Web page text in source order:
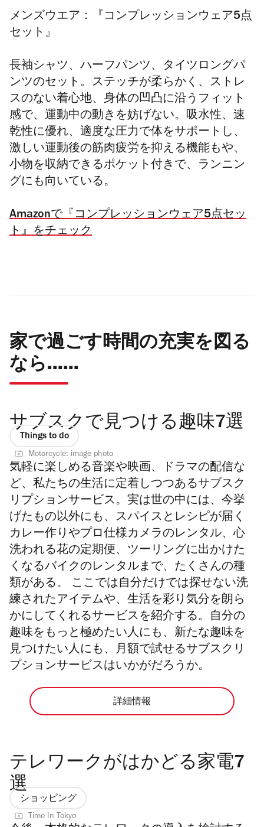
メンズウエア：『コンプレッションウェア5点
セット』
長袖シャツ、ハーフパンツ、タイツロングパ
ンツのセット。ステッチが柔らかく、ストレ
スのない着心地、身体の凹凸に沿うフィット
感で、運動中の動きを妨げない。吸水性、速
乾性に優れ、適度な圧力で体をサポートし、
激しい運動後の筋肉疲労を抑える機能もや、
小物を収納できるポケット付きで、ランニン
グにも向いている。
Amazonで『コンプレッションウェア5点セッ
ト』をチェック
家で過ごす時間の充実を図る
なら......
サブスクで見つける趣味7選
Things to do
Motorcycle: image photo
気軽に楽しめる音楽や映画、ドラマの配信な
ど、私たちの生活に定着しつつあるサブスク
リプションサービス。実は世の中には、今挙
げたもの以外にも、スパイスとレシピが届く
カレー作りやプロ仕様カメラのレンタル、心
洗われる花の定期便、ツーリングに出かけた
くなるバイクのレンタルまで、たくさんの種
類がある。 ここでは自分だけでは探せない洗
練されたアイテムや、生活を彩り気分を朗ら
かにしてくれるサービスを紹介する。自分の
趣味をもっと極めたい人にも、新たな趣味を
見つけたい人にも、月額で試せるサブスクリ
プションサービスはいかがだろうか。
詳細情報
テレワークがはかどる家電7
選
ショッピング
Time In Tokyo